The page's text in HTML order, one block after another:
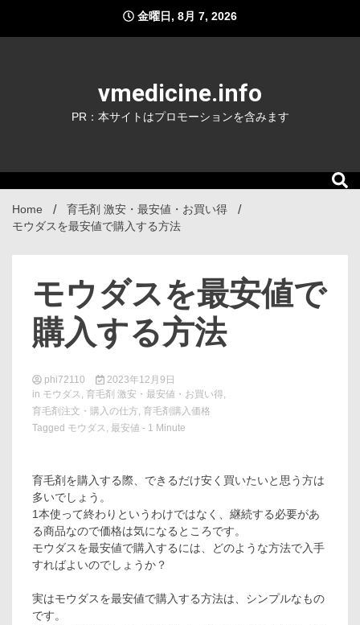
content
金曜日, 8月 7, 2026
vmedicine.info
PR：本サイトはプロモーションを含みます
Home
育毛剤 激安・最安値・お買い得
モウダスを最安値で購入する方法
モウダスを最安値で
購入する方法
phi72110
2023年12月9日
in モウダス , 育毛剤 激安・最安値・お買い得,
育毛剤注文・購入の仕方, 育毛剤購入価格
Tagged モウダス , 最安値 - 1 Minute
育毛剤を購入する際、できるだけ安く買いたいと思う方は
多いでしょう。
1本使って終わりというわけではなく、継続する必要があ
る商品なので価格は気になるところです。
モウダスを最安値で購入するには、どのような方法で入手
すればよいのでしょうか？
実はモウダスを最安値で購入する方法は、シンプルなもの
です。